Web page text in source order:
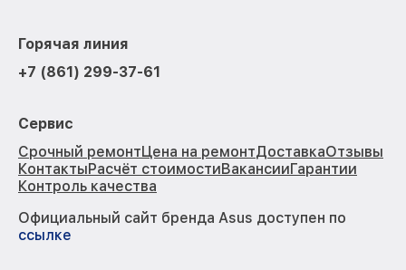
Горячая линия
+7 (861) 299-37-61
Сервис
Срочный ремонтЦена на ремонтДоставкаОтзывы
КонтактыРасчёт стоимостиВакансииГарантии
Контроль качества
Официальный сайт бренда Asus доступен по
ссылке